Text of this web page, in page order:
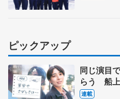
ピックアップ
同じ演目
らう 船上
とは 影響
連載